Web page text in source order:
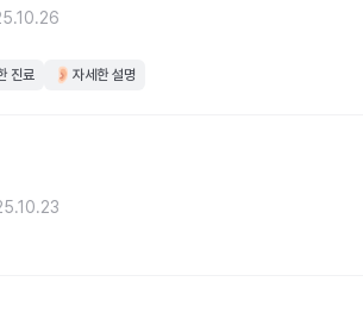
진료 자세한 설명